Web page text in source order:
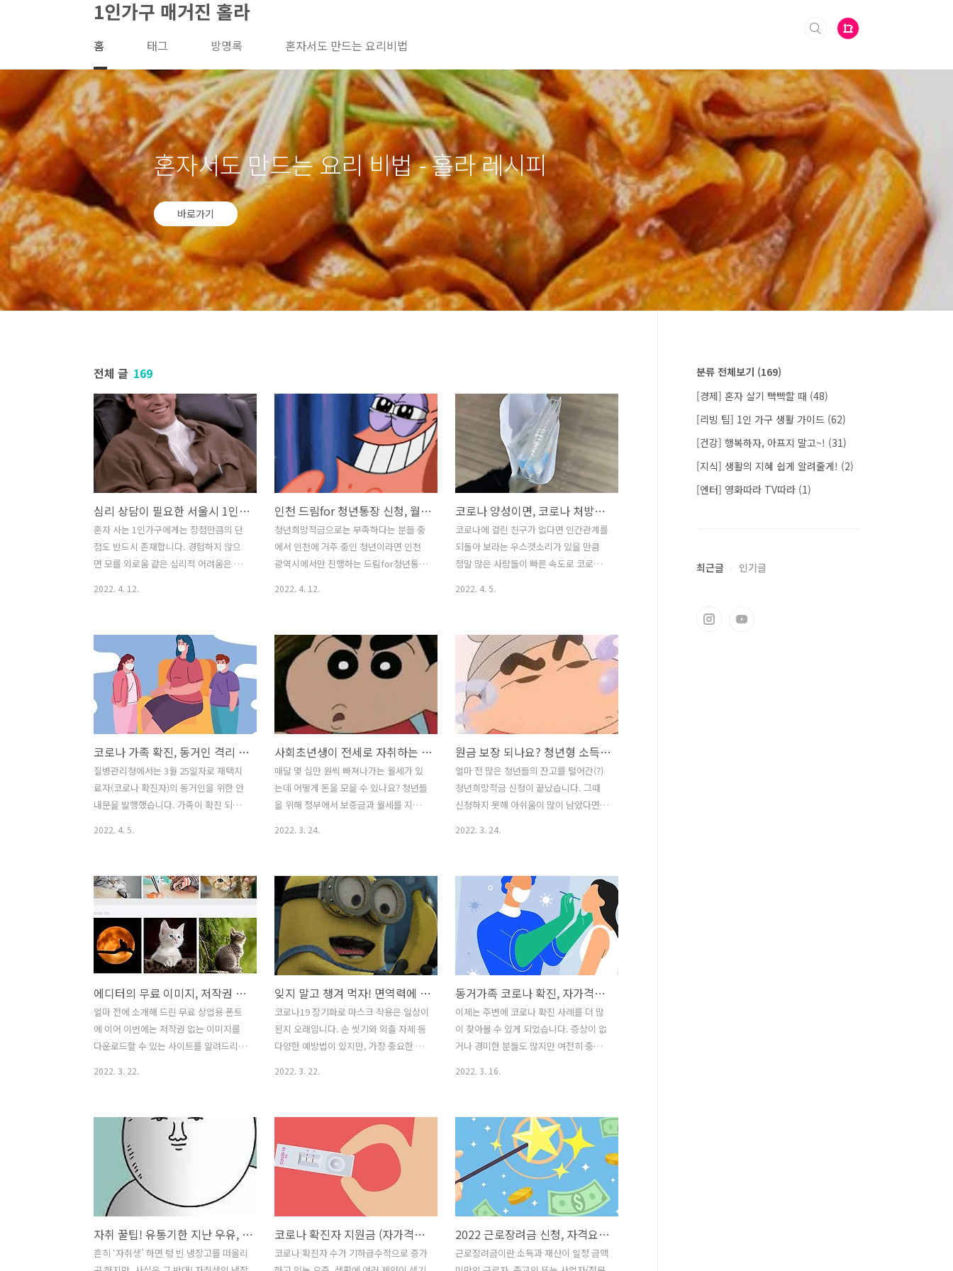
1인가구 매거진 홀라
홈 태그 방명록 혼자서도 만드는 요리비법
혼자서도 만드는 요리 비법 - 홀라 레시피
바로가기
전체 글 169
심리 상담이 필요한 서울시 1인가구라면? 무료 멘토링 프로그램
혼자 사는 1인가구에게는 장점만큼의 단
점도 반드시 존재합니다. 경험하지 않으
면 모를 외로움 같은 심리적 어려움은 어
는 사람도 있답니다. 서울시에서는 그런 1
인가구를 위한 1인가구 멘토링 프로그램
을 운영 중입니다. 1:1 개인 심리 상담과
1:多 그룹 멘토링을 진행하여 정서적 지지
및 관계 형성을 돕기 위한 프로그램인데
요. 멘토와 멘티를 함께 구하고 있으니, 한
번 자세히 알아볼까요? 1인가구 멘토링
프로그램 해당 프로그램은 종로, 용산, 동
대문, 서대문, 양천, 강서, 동작, 강남, 강
동 9개 자치구 1인가구지원센터에서 운영
중이며 4월까지 멘토와 멘티를 모집 중입
2022. 4. 12.
인천 드림for 청년통장 신청, 월 10만 원씩 저축하면 3년 뒤 천만 원?
청년희망적금으로는 부족하다는 분들 중
에서 인천에 거주 중인 청년이라면 인천
광역시에서만 진행하는 드림for청년통장
서 주는 적립금을 포함해 3년 후 1,000만
원을 돌려받을 수 있거든요. 집중 집중! 벌
써 3년째 운영 중인 인천광역시에서 운영
하는 드림for청년통장의 지원 대상과 지
원 내용, 신청 기간 및 방법에 대해 알아보
겠습니다! 인천광역시 드림for청년통장
A to Z 인천 청년통장 지원 대상, 자격 작
년보다 조금 완화된 기준이지만 공고일
기준 아래 조건을 모두 만족하는 청년 근
로자만 지원할 수 있습니다. 올해 지원인
원은 700명으로, 예산 상황에 따라 변동
2022. 4. 12.
코로나 양성이면, 코로나 처방약 무료? 비대면 진료, 약 처방 방법
코로나에 걸린 친구가 없다면 인간관계를
되돌아 보라는 우스갯소리가 있을 만큼
정말 많은 사람들이 빠른 속도로 코로나
죠? 그나저나 예상치 못하게 확진되는 경
우가 많아 그럴 때는 어떻게 대처해야 할
지가 의문입니다. 코로나 확진의 기준은
무엇이고, 확진되었을 때 어떻게 진료를
받아야 하는지, 약 처방은 가능한지…. 오
늘은 코로나 양성이면 받을 수 있는 비대
면 진료와 무료 약 처방에 대해 알아볼게
요. 코로나 확진 후 어떻게? 1. 병원에서
받은 신속항원검사에서 양성이 나왔다면
확진자로 인정됩니다. 추가적으로 PCR
검사를 받지 않고 이때부터 7일간 자가격
료는..
2022. 4. 5.
코로나 가족 확진, 동거인 격리 및 검사는 어떻게? (3월 30일 기준)
질병관리청에서는 3월 25일자로 재택치
료자(코로나 확진자)의 동거인을 위한 안
내문을 발행했습니다. 가족이 확진 되었
내용은 업데이트 하도록 하겠습니다! 코
로나 가족 확진 대처 코로나 가족 확진, 동
거인 검사는? 코로나 확진자의 검사일로
부터 10일 내로 모든 검사가 완료되어야
합니다. ① 증상이 없을 경우 3일 이내에
확진자의 양성통보 문자를 전달 받아 보
건소에 방문하여 제시하면 PCR 검사를
받을 수 있어요. 결과가 나올 때까지는 자
택에서 격리하도록 합니다. 이후 음성 확
인시까지 자택에서 격리합니다. ② 증상
이 있을 경우 발열(37.5℃), 기침, 호흡곤
2022. 4. 5.
사회초년생이 전세로 자취하는 법! 중기청 전세대출 조건, 서류
매달 몇 십만 원씩 빠져나가는 월세가 있
는데 어떻게 돈을 모을 수 있나요? 청년들
을 위해 정부에서 보증금과 월세를 지원
에서 반드시 누려야 할 혜택이죠. 오늘은
중기청 전세대출에 대해 알아볼게요! 중
기청 전세대출 한눈에 보기 중소기업, 중
견기업에 재직하고 있나요? 중소기업취
업청년 전월세보증금대출 중소기업취업
청년 전월세보증금대출은 우리가 편히 중
기청 전세대출이라고 부르죠. 최대 2년 동
안 대출이 가능한데 무려 4회 연장할 수
있어요. 대출 한도는 1억 원, 연금리
1.2%로 매달 10만 원 정도의 이자만 내면
돼요. 대출금은 계약이 끝날 때 일시 상환
조건 연..
2022. 3. 24.
원금 보장 되나요? 청년형 소득공제 장기펀드 가입 방법, 조건 QnA
얼마 전 많은 청년들의 잔고를 털어간(?)
청년희망적금 신청이 끝났습니다. 그때
신청하지 못해 아쉬움이 많이 남았다면,
익 이상의 혜택을 받을 수 있거든요. 이해
하기 쉽게 간단한 QnA로 알아볼까요? 청
년형 소득공제 장기펀드 QnA ① 청년형
소득공제 장기펀드가 뭐예요? 2022년 1
월 1일부터 시행된 청년 세제감면 정책 상
품으로, 청년의 자산 형성을 위해 펀드 가
입을 통한 소득공제를 제공합니다. 2023
년 12월 31일까지 가입할 경우에만 적용
되는데요. 최소 3년, 최대 5년까지 연 600
만 원 한도(월 50만 원)로 펀드 가입을 유
지할 경우, 납입액의 40%를 소득공제(최
2022. 3. 24.
에디터의 무료 이미지, 저작권 없는 이미지 다운로드 사이트 BEST 3
얼마 전에 소개해 드린 무료 상업용 폰트
에 이어 이번에는 저작권 없는 이미지를
다운로드할 수 있는 사이트를 알려드리려
드 사이트를 이용하는 걸 추천하지만, 사
실 무료 이미지도 충분하거든요! 에디터
가 자주 이용하는 무료 이미지 다운로드
사이트는 3가지가 있어요. 오늘은 이 사이
트들을 소개하고 이미지를 다운로드하는
방법까지 간단하게 알려드릴게요. 저작권
없는 이미지 다운로드 사이트 3 1. flickr
플리커 flickr는 일반인들이 올리는 사진
부터 전문적인 사진까지 모두 확인할 수
있는 다운로드 사이트입니다. 굳이 회원
2022. 3. 22.
잊지 말고 챙겨 먹자! 면역력에 좋은 음식, 과일, 채소 BEST 7
코로나19 장기화로 마스크 착용은 일상이
된지 오래입니다. 손 씻기와 외출 자제 등
다양한 예방법이 있지만, 가장 중요한 것
식만 잘 섭취해도 코로나19를 극복하는
힘을 단번에 기를 수 있답니다. 오늘은 면
역력을 증진시키는 야채, 채소를 살펴볼
게요! 면역력에 좋은 음식 BEST 7 피로를
풀어주고 면역력을 높여주는 사과 사과에
풍부한 비타민C와 유기산은 피로를 풀어
주는 동시에 면역력을 높여줘요. 또한 식
이섬유의 일종인 펙틴은 혈중 콜레스테롤
과 혈당을 낮춰주며 플라보노이드 성분은
심장병 등과 같은 혈관질환과 암 예방에
2022. 3. 22.
동거가족 코로나 확진, 자가격리는 어떻게? (학교, 신속항원검사 FAQ)
이제는 주변에 코로나 확진 사례를 더 많
이 찾아볼 수 있게 되었습니다. 증상이 없
거나 경미한 분들도 많지만 여전히 중증
만큼, 코로나 확진에 대한 기준이나 가족
이 확진되었을 때의 대처방안에도 변화가
있습니다. 이번에는 그 내용에 대해 한 번
정리해봤어요. 코로나19 확진자 FAQ
PCR 검사 꼭 받아야 하나요? 14일부터는
동네 병원, 의원 등에서 받은 신속항원검
사에서 양성이 나왔다면 추가 PCR 검사
를 따로 받지 않아도 코로나19 확진자로
인정됩니다. 양성이 확인되면 보건소의
격리 통지를 전달받지 않았더라도 격리를
2022. 3. 16.
자취 꿀팁! 유통기한 지난 우유, 음식, 청소에 활용하는 법 7
흔히 ‘자취생’ 하면 텅 빈 냉장고를 떠올리
코로나 확진자 지원금 (자가격리 생활 지원금) 신청 방법, 기준, 서류
코로나 확진자 수가 기하급수적으로 증가
2022 근로장려금 신청, 자격요건, 지급일 (반기 3월 15일까지)
근로장려금이란 소득과 재산이 일정 금액
분류 전체보기 (169)
[경제] 혼자 살기 빡빡할 때 (48)
[리빙 팁] 1인 가구 생활 가이드 (62)
[건강] 행복하자, 아프지 말고~! (31)
[지식] 생활의 지혜 쉽게 알려줄게! (2)
[엔터] 영화따라 TV따라 (1)
최근글 인기글